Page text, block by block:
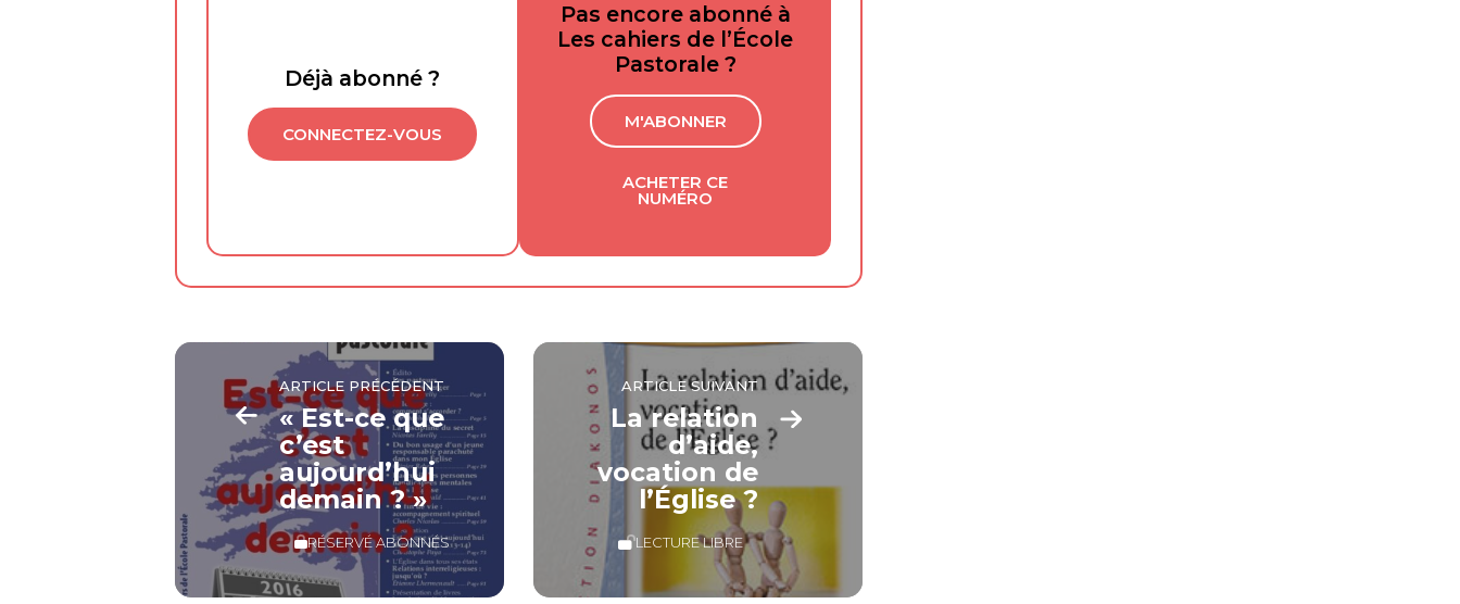
Déjà abonné ?
CONNECTEZ-VOUS
Pas encore abonné à
Les cahiers de l’École
Pastorale ?
M'ABONNER
ACHETER CE
NUMÉRO
ARTICLE PRÉCÉDENT
« Est-ce que
c’est
aujourd’hui
demain ? »
RÉSERVÉ ABONNÉS
ARTICLE SUIVANT
La relation
d’aide,
vocation de
l’Église ?
LECTURE LIBRE